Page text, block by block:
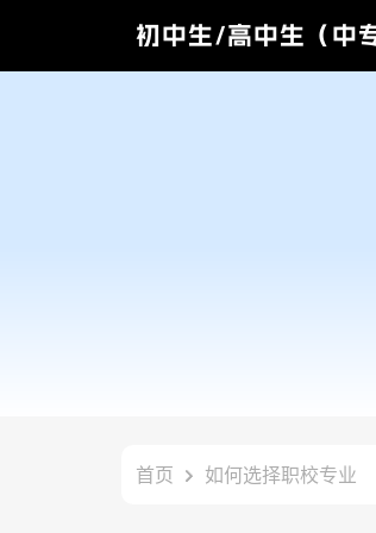
初中生/高中生（中
首页 如何选择职校专业